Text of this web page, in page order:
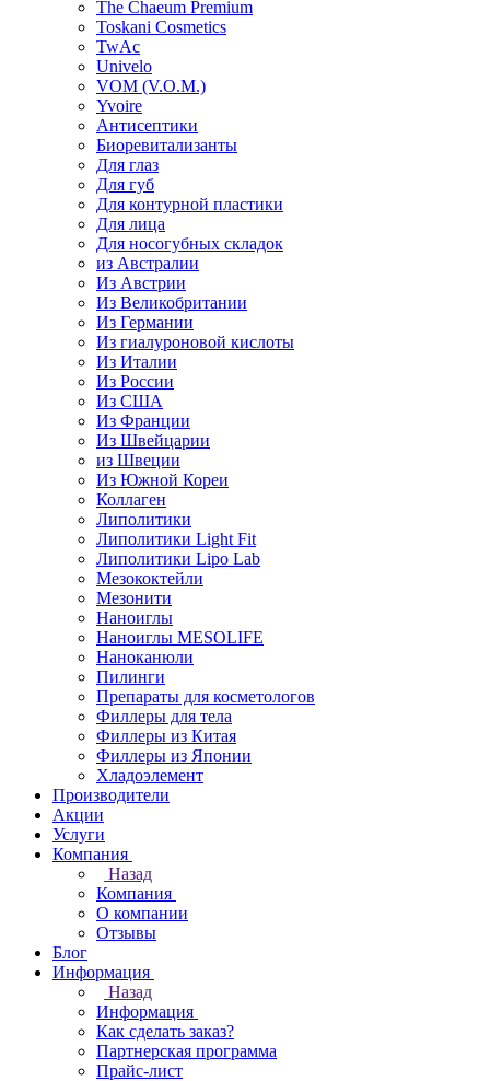
The Chaeum Premium
Toskani Cosmetics
TwAc
Univelo
VOM (V.O.M.)
Yvoire
Антисептики
Биоревитализанты
Для глаз
Для губ
Для контурной пластики
Для лица
Для носогубных складок
из Австралии
Из Австрии
Из Великобритании
Из Германии
Из гиалуроновой кислоты
Из Италии
Из России
Из США
Из Франции
Из Швейцарии
из Швеции
Из Южной Кореи
Коллаген
Липолитики
Липолитики Light Fit
Липолитики Lipo Lab
Мезококтейли
Мезонити
Наноиглы
Наноиглы MESOLIFE
Наноканюли
Пилинги
Препараты для косметологов
Филлеры для тела
Филлеры из Китая
Филлеры из Японии
Хладоэлемент
Производители
Акции
Услуги
Компания
Назад
Компания
О компании
Отзывы
Блог
Информация
Назад
Информация
Как сделать заказ?
Партнерская программа
Прайс-лист